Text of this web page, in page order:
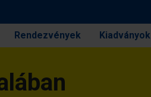
Rendezvények Kiadványok